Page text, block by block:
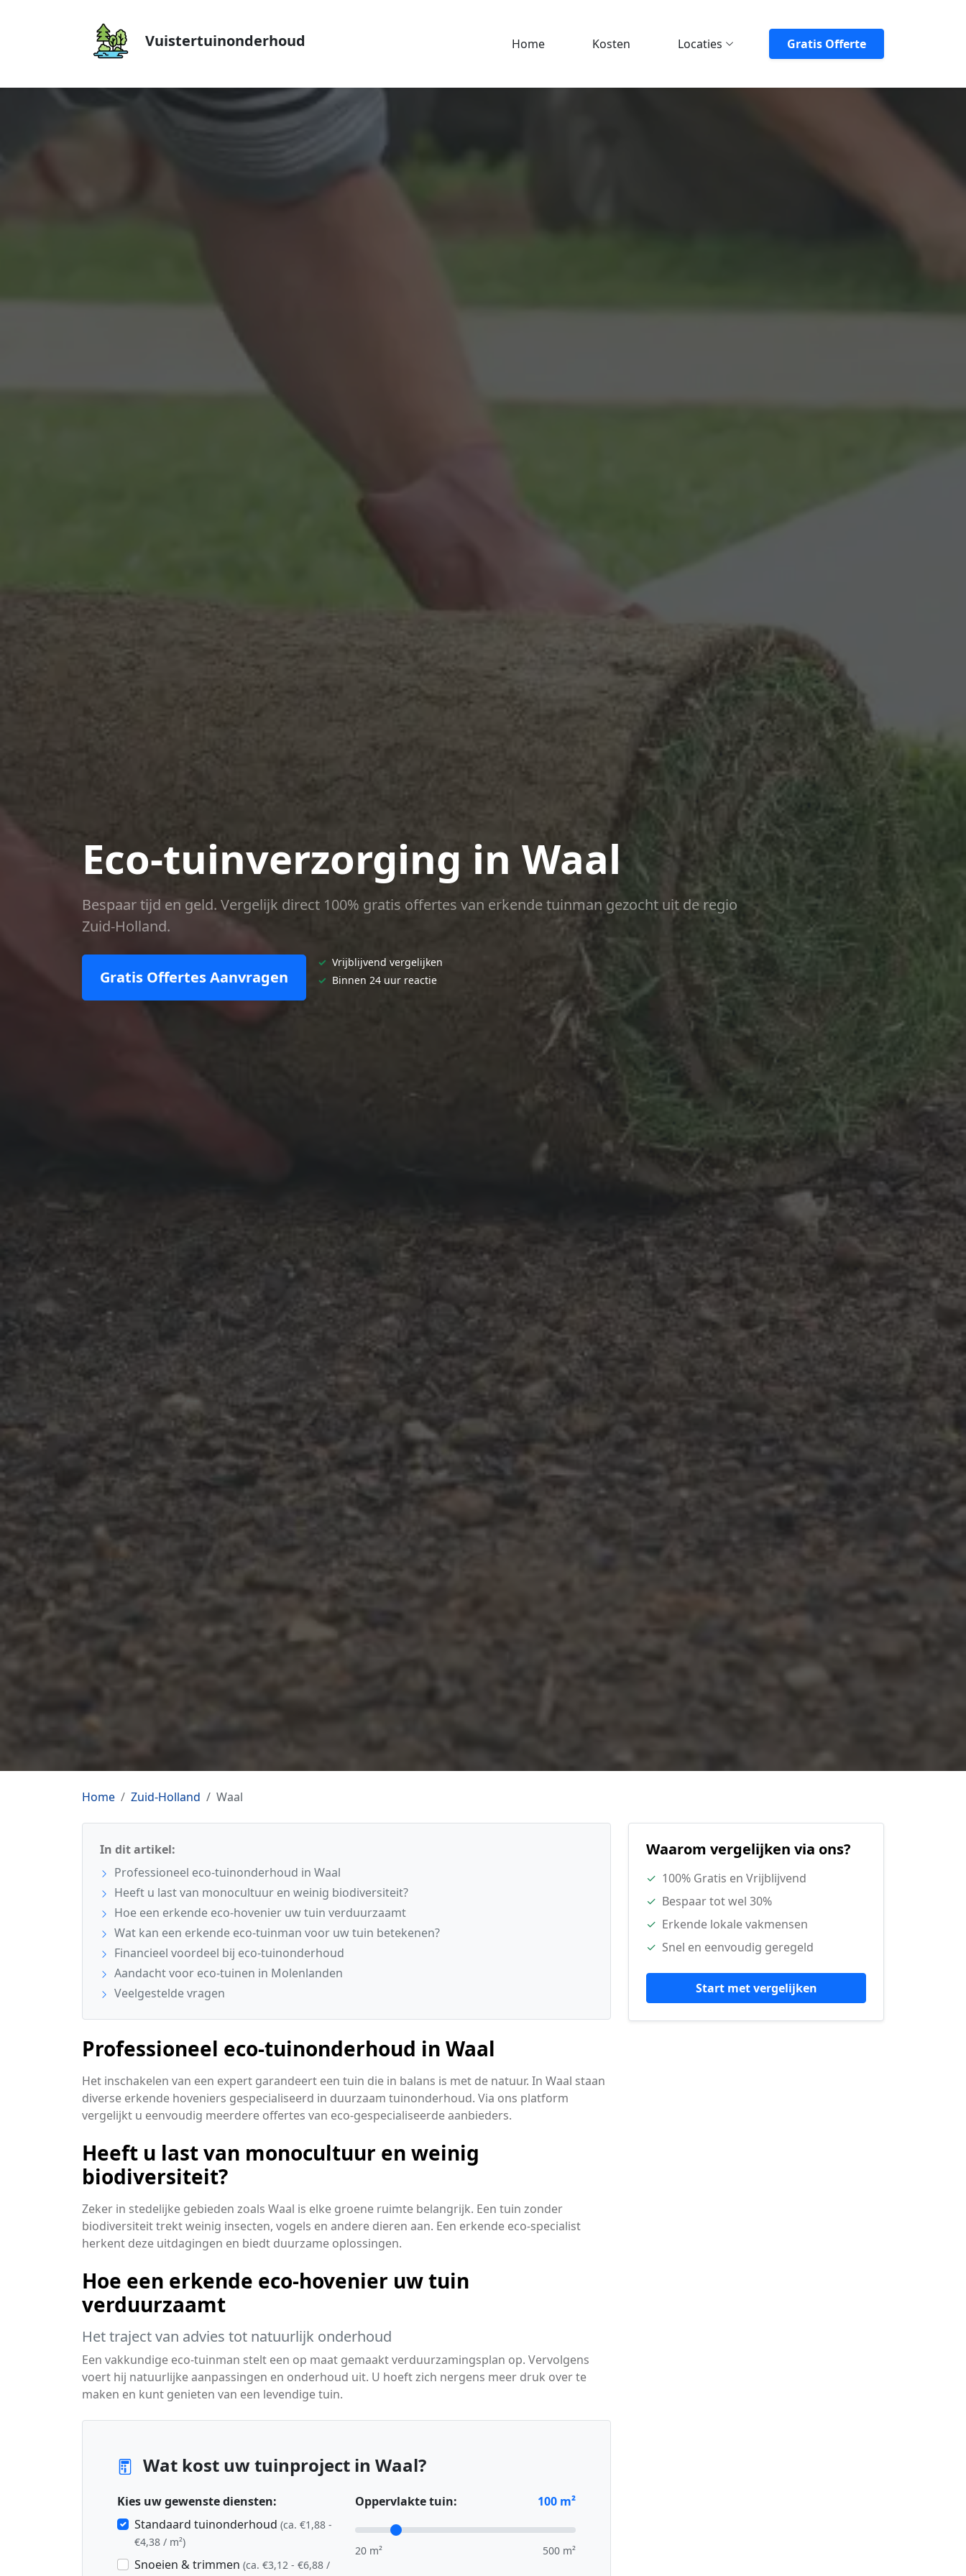
Vuistertuinonderhoud Home Kosten Locaties Gratis Offerte
Eco-tuinverzorging in Waal
Bespaar tijd en geld. Vergelijk direct 100% gratis offertes van erkende tuinman gezocht uit de regio
Zuid-Holland.
Gratis Offertes Aanvragen
✓ Vrijblijvend vergelijken
✓ Binnen 24 uur reactie
Home Zuid-Holland Waal
In dit artikel:
Professioneel eco-tuinonderhoud in Waal
Heeft u last van monocultuur en weinig biodiversiteit?
Hoe een erkende eco-hovenier uw tuin verduurzaamt
Wat kan een erkende eco-tuinman voor uw tuin betekenen?
Financieel voordeel bij eco-tuinonderhoud
Aandacht voor eco-tuinen in Molenlanden
Veelgestelde vragen
Professioneel eco-tuinonderhoud in Waal
Het inschakelen van een expert garandeert een tuin die in balans is met de natuur. In Waal staan
diverse erkende hoveniers gespecialiseerd in duurzaam tuinonderhoud. Via ons platform
vergelijkt u eenvoudig meerdere offertes van eco-gespecialiseerde aanbieders.
Heeft u last van monocultuur en weinig
biodiversiteit?
Zeker in stedelijke gebieden zoals Waal is elke groene ruimte belangrijk. Een tuin zonder
biodiversiteit trekt weinig insecten, vogels en andere dieren aan. Een erkende eco-specialist
herkent deze uitdagingen en biedt duurzame oplossingen.
Hoe een erkende eco-hovenier uw tuin
verduurzaamt
Het traject van advies tot natuurlijk onderhoud
Een vakkundige eco-tuinman stelt een op maat gemaakt verduurzamingsplan op. Vervolgens
voert hij natuurlijke aanpassingen en onderhoud uit. U hoeft zich nergens meer druk over te
maken en kunt genieten van een levendige tuin.
Wat kost uw tuinproject in Waal?
Kies uw gewenste diensten:
Standaard tuinonderhoud (ca. €1,88 -
€4,38 / m²)
Snoeien & trimmen (ca. €3,12 - €6,88 /
Oppervlakte tuin: 100 m²
20 m² 500 m²
Waarom vergelijken via ons?
✓ 100% Gratis en Vrijblijvend
✓ Bespaar tot wel 30%
✓ Erkende lokale vakmensen
✓ Snel en eenvoudig geregeld
Start met vergelijken